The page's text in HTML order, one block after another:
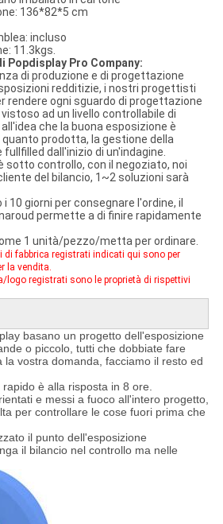
136*82*5 cm
incluso
11.3kgs.
Pro Company:
di produzione e di progettazione
redditizie, i nostri progettisti
rendere ogni sguardo di progettazione
ad un livello controllabile di
che la buona esposizione è
prodotta, la gestione della
dall'inizio di un'indagine.
sotto controllo, con il negoziato, noi
del bilancio, 1~2 soluzioni sarà
10 giorni per consegnare l'ordine, il
permette a di finire rapidamente
1 unità/pezzo/metta per ordinare.
fabbrica registrati indicati qui sono per
la vendita.
logo registrati sono le proprietà di rispettivi
basano un progetto dell'esposizione
o piccolo, tutti che dobbiate fare
la vostra domanda, facciamo il resto ed
è alla risposta in 8 ore.
e messi a fuoco all'intero progetto,
per controllare le cose fuori prima che
il punto dell'esposizione
il bilancio nel controllo ma nelle